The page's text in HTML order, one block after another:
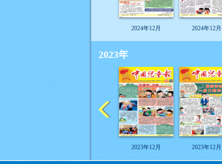
2024年12月 2024年12月
2023年
2023年12月 2023年12月